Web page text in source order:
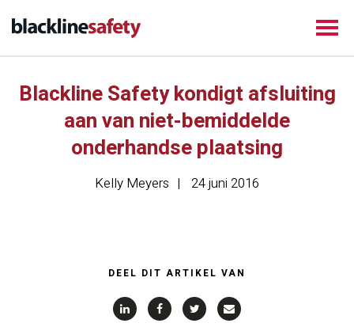
Blackline Safety kondigt afsluiting
aan van niet-bemiddelde
onderhandse plaatsing
Kelly Meyers 24 juni 2016
DEEL DIT ARTIKEL VAN